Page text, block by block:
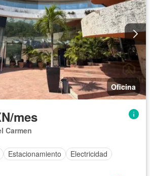
Oficina
mes
Carmen
Estacionamiento
Electricidad